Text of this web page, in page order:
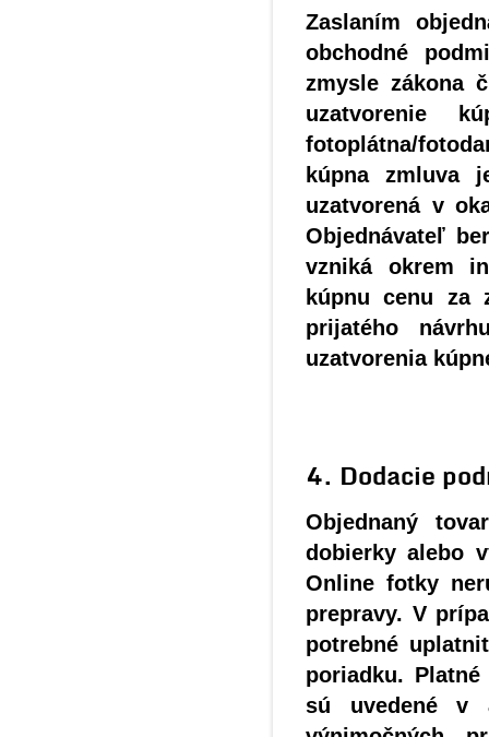
Zaslaním
obchodné
zmysle zákona
uzatvorenie
fotoplátna/
kúpna zmluva
uzatvorená v
Objednávateľ
vzniká okrem
kúpnu cenu za
prijatého
uzatvorenia
4. Dodacie
Objednaný
dobierky alebo
Online fotky
prepravy. V
potrebné
poriadku.
sú uvedené v